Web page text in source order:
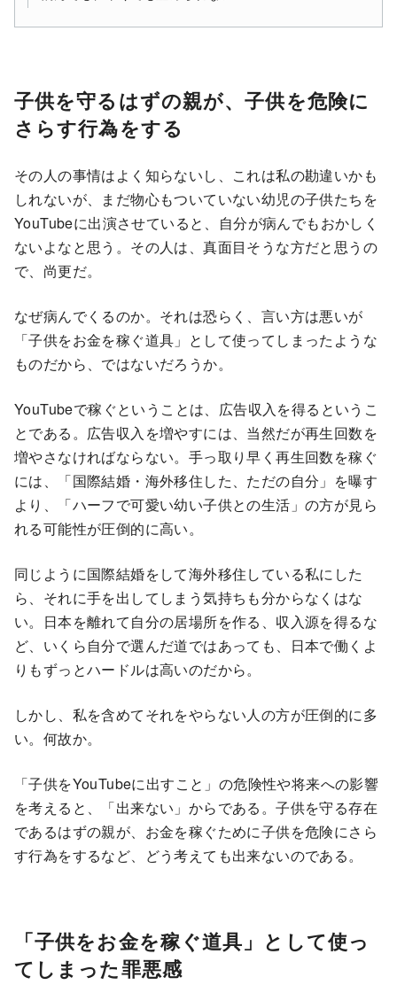
子供を守るはずの親が、子供を危険に
さらす行為をする
その人の事情はよく知らないし、これは私の勘違いかも
しれないが、まだ物心もついていない幼児の子供たちを
YouTubeに出演させていると、自分が病んでもおかしく
ないよなと思う。その人は、真面目そうな方だと思うの
で、尚更だ。
なぜ病んでくるのか。それは恐らく、言い方は悪いが
「子供をお金を稼ぐ道具」として使ってしまったような
ものだから、ではないだろうか。
YouTubeで稼ぐということは、広告収入を得るというこ
とである。広告収入を増やすには、当然だが再生回数を
増やさなければならない。手っ取り早く再生回数を稼ぐ
には、「国際結婚・海外移住した、ただの自分」を曝す
より、「ハーフで可愛い幼い子供との生活」の方が見ら
れる可能性が圧倒的に高い。
同じように国際結婚をして海外移住している私にした
ら、それに手を出してしまう気持ちも分からなくはな
い。日本を離れて自分の居場所を作る、収入源を得るな
ど、いくら自分で選んだ道ではあっても、日本で働くよ
りもずっとハードルは高いのだから。
しかし、私を含めてそれをやらない人の方が圧倒的に多
い。何故か。
「子供をYouTubeに出すこと」の危険性や将来への影響
を考えると、「出来ない」からである。子供を守る存在
であるはずの親が、お金を稼ぐために子供を危険にさら
す行為をするなど、どう考えても出来ないのである。
「子供をお金を稼ぐ道具」として使っ
てしまった罪悪感